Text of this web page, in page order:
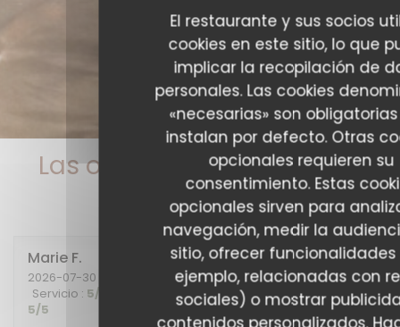
El restaurante y sus socios
cookies en este sitio, lo que
implicar la recopilación de
personales. Las cookies
«necesarias» son
instalan por defecto. Otras
opcionales requieren su
consentimiento. Estas
opcionales sirven para
navegación, medir la
sitio, ofrecer
ejemplo, relacionadas con
sociales) o mostrar
Las opiniones de nuestros
clientes
Marie F
2026-07-30 - 20:00 - Invitados 2
Servicio : 5/5 5/5 Menú:5 /5 Calidad / Precio:
5/5